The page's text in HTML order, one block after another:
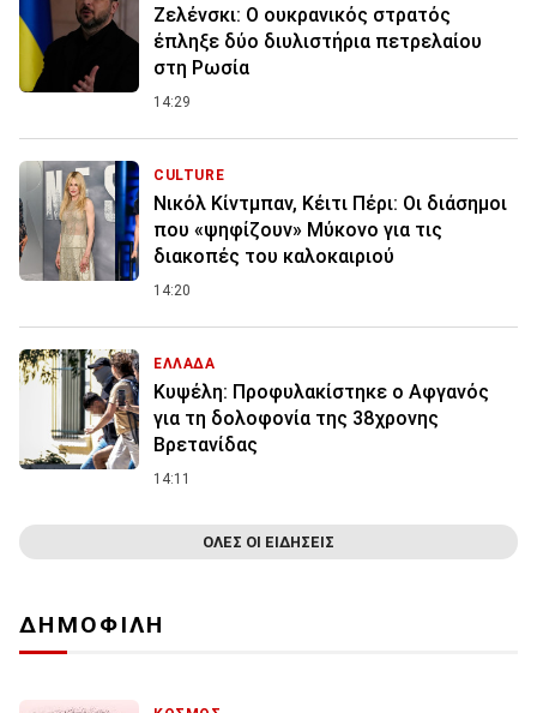
Ζελένσκι: O ουκρανικός στρατός
έπληξε δύο διυλιστήρια πετρελαίου
στη Ρωσία
14:29
CULTURE
Νικόλ Κίντμπαν, Κέιτι Πέρι: Οι διάσημοι
που «ψηφίζουν» Μύκονο για τις
διακοπές του καλοκαιριού
14:20
ΕΛΛΑΔΑ
Κυψέλη: Προφυλακίστηκε ο Αφγανός
για τη δολοφονία της 38χρονης
Βρετανίδας
14:11
ΟΛΕΣ ΟΙ ΕΙΔΗΣΕΙΣ
ΔΗΜΟΦΙΛΗ